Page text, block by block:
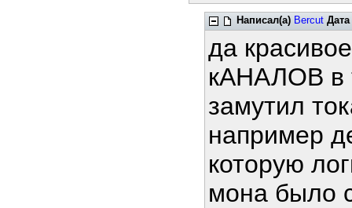
Написал(а) Bercut Дата
да
кАНАЛОВ в
замутил
например
которую
мона было